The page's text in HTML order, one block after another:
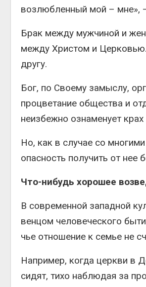
возлюбленный мой – мне»,
Брак между мужчиной и
между Христом и
другу.
Бог, по Своему замыслу,
процветание общества и
неизбежно ознаменует
Но, как в случае со
опасность получить от
Что-нибудь хорошее
В современной западной
венцом человеческого
чье отношение к семье не
Например, когда церкви в
сидят, тихо наблюдая за